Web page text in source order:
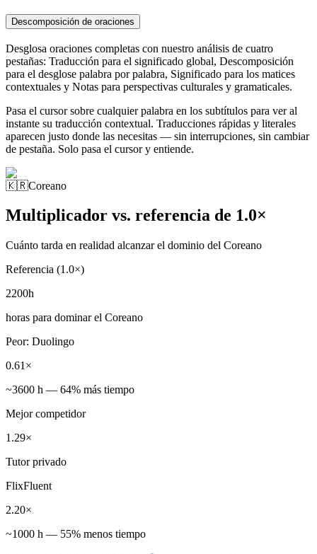
Descomposición de oraciones
Desglosa oraciones completas con nuestro análisis de cuatro
pestañas: Traducción para el significado global, Descomposición
para el desglose palabra por palabra, Significado para los matices
contextuales y Notas para perspectivas culturales y gramaticales.
Pasa el cursor sobre cualquier palabra en los subtítulos para ver al
instante su traducción contextual. Traducciones rápidas y literales
aparecen justo donde las necesitas — sin interrupciones, sin cambiar
de pestaña. Solo pasa el cursor y entiende.
🇰🇷Coreano
Multiplicador vs. referencia de 1.0×
Cuánto tarda en realidad alcanzar el dominio del Coreano
Referencia (1.0×)
2200h
horas para dominar el Coreano
Peor: Duolingo
0.61×
~3600 h — 64% más tiempo
Mejor competidor
1.29×
Tutor privado
FlixFluent
2.20×
~1000 h — 55% menos tiempo